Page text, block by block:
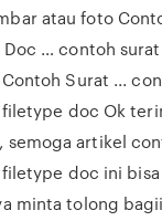
atau foto
… contoh
Surat ...
doc Ok
semoga artikel
doc ini
minta tolong